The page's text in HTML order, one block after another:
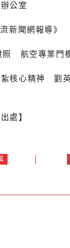
公室
新聞網報導》
照 航空專業門
紮核心精神 劉
處】